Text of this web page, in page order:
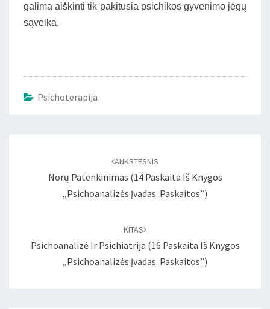
galima aiškinti tik pakitusia psichikos gyvenimo jėgų
sąveika.
Psichoterapija
ANKSTESNIS
Norų Patenkinimas (14 Paskaita Iš Knygos
„Psichoanalizės Įvadas. Paskaitos”)
KITAS
Psichoanalizė Ir Psichiatrija (16 Paskaita Iš Knygos
„Psichoanalizės Įvadas. Paskaitos”)